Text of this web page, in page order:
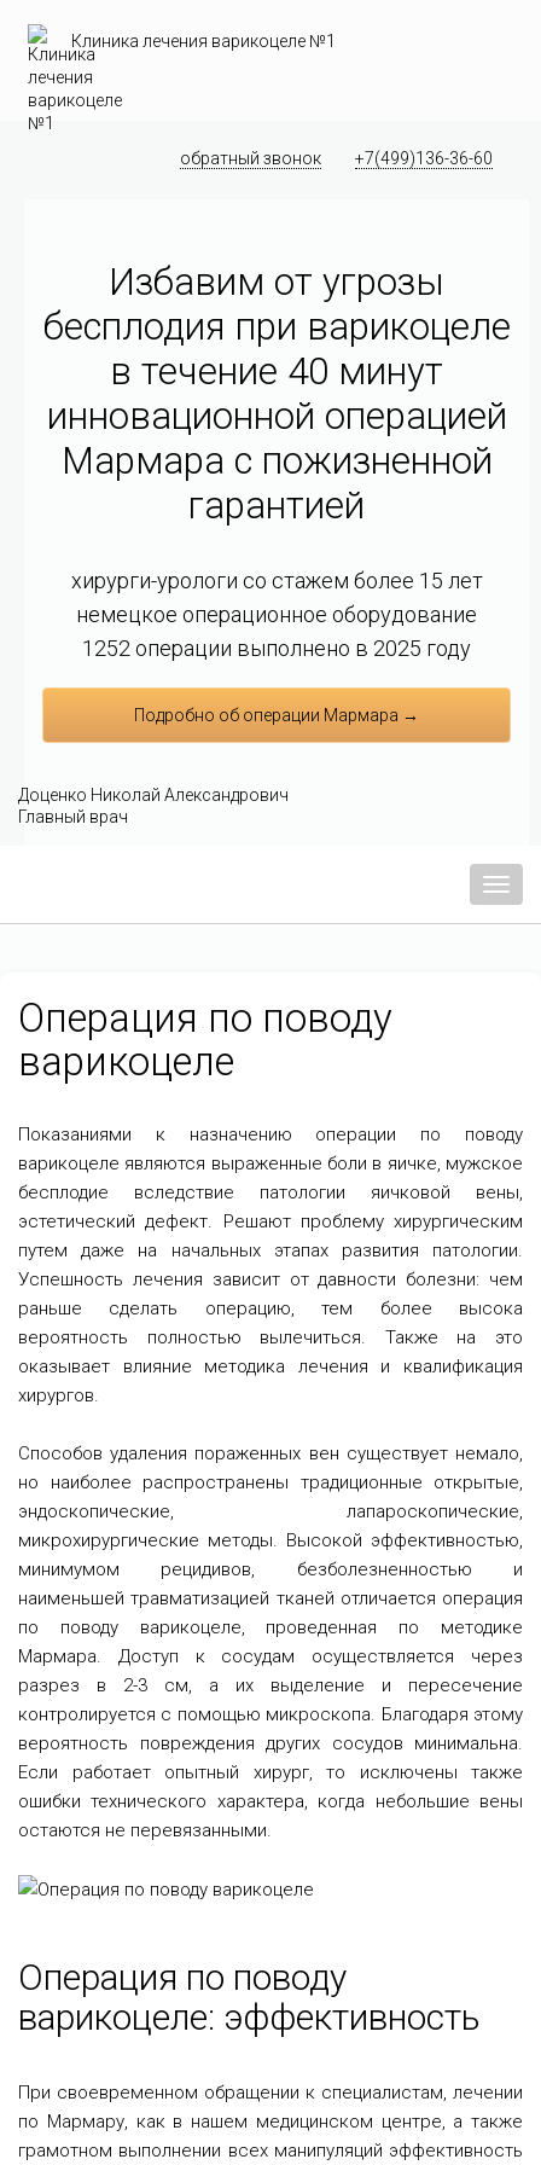
Клиника лечения варикоцеле №1
обратный звонок +7(499)136-36-60
Избавим от угрозы
бесплодия при варикоцеле
в течение 40 минут
инновационной операцией
Мармара c пожизненной
гарантией
хирурги-урологи со стажем более 15 лет
немецкое операционное оборудование
1252 операции выполнено в 2025 году
Подробно об операции Мармара →
Доценко Николай Александрович
Главный врач
Меню
Операция по поводу
варикоцеле
Показаниями к назначению операции по поводу
варикоцеле являются выраженные боли в яичке, мужское
бесплодие вследствие патологии яичковой вены,
эстетический дефект. Решают проблему хирургическим
путем даже на начальных этапах развития патологии.
Успешность лечения зависит от давности болезни: чем
раньше сделать операцию, тем более высока
вероятность полностью вылечиться. Также на это
оказывает влияние методика лечения и квалификация
хирургов.
Способов удаления пораженных вен существует немало,
но наиболее распространены традиционные открытые,
эндоскопические, лапароскопические,
микрохирургические методы. Высокой эффективностью,
минимумом рецидивов, безболезненностью и
наименьшей травматизацией тканей отличается операция
по поводу варикоцеле, проведенная по методике
Мармара. Доступ к сосудам осуществляется через
разрез в 2-3 см, а их выделение и пересечение
контролируется с помощью микроскопа. Благодаря этому
вероятность повреждения других сосудов минимальна.
Если работает опытный хирург, то исключены также
ошибки технического характера, когда небольшие вены
остаются не перевязанными.
Операция по поводу
варикоцеле: эффективность
При своевременном обращении к специалистам, лечении
по Мармару, как в нашем медицинском центре, а также
грамотном выполнении всех манипуляций эффективность